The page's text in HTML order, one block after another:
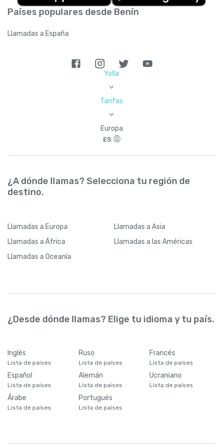
Países populares desde Benín
Llamadas a España
Yolla
>
Tarifas
>
Europa
ES
¿A dónde llamas? Selecciona tu región de
destino.
Llamadas a Europa Llamadas a Asia
Llamadas a África Llamadas a las Américas
Llamadas a Oceanía
¿Desde dónde llamas? Elige tu idioma y tu país.
Inglés
Lista de países
Ruso
Lista de países
Francés
Lista de países
Español
Lista de países
Alemán
Lista de países
Ucraniano
Lista de países
Árabe
Lista de países
Portugués
Lista de países